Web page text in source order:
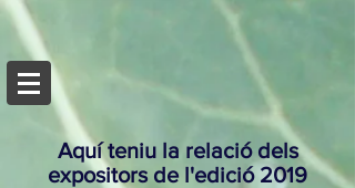
Aquí teniu la relació dels
expositors de l'edició 2019